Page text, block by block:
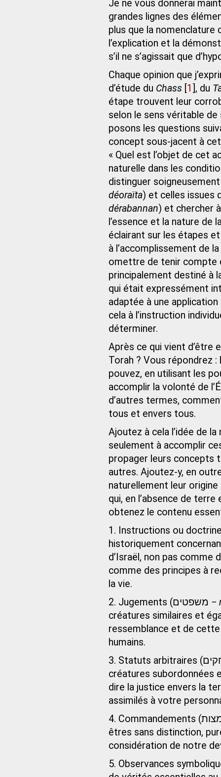
Je ne vous donnerai
grandes lignes des
plus que la
l’explication et la
s’il ne s’agissait que
Chaque opinion que
d’étude du Chass 1 , du
étape trouvent leur
selon le sens véritable
posons les questions
concept sous-jacent à
« Quel est l’objet de cet
naturelle dans les
déoraïta
dérabannan) et chercher
l’essence et la nature de
éclairant sur les étapes
à l’accomplissement de
omettre de tenir compte
principalement destiné à
qui était expressément
adaptée à une
cela à l’instruction
déterminer.
Après ce qui vient d’être
Torah ? Vous répondrez
pouvez, en utilisant les
accomplir la volonté de
d’autres termes,
tous et envers tous.
Ajoutez à cela l’idée de
seulement à accomplir
propager leurs concepts
autres. Ajoutez-y, en
naturellement leur
qui, en l’absence de
obtenez le contenu
historiquement
d’Israël, non pas comme
comme des principes à
la vie.
2. Jugements (משפטים −
créatures similaires et
ressemblance et de
humains.
créatures subordonnées
dire la justice envers la
assimilés à votre
êtres sans distinction,
considération de notre